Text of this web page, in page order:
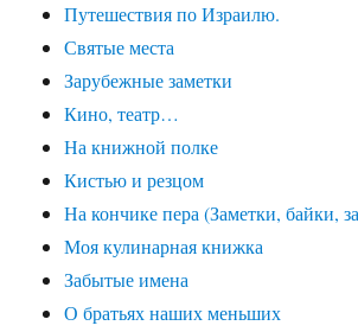
Путешествия по Израилю.
Святые места
Зарубежные заметки
Кино, театр…
На книжной полке
Кистью и резцом
На кончике пера (Заметки, байки,
Моя кулинарная книжка
Забытые имена
О братьях наших меньших